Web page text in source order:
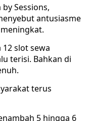
Sessions,
antusiasme
slot sewa
terisi. Bahkan di
terus
5 hingga 6